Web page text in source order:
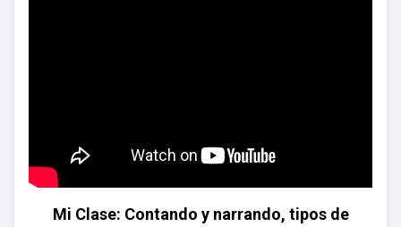
Mi Clase: Contando y narrando, tipos de